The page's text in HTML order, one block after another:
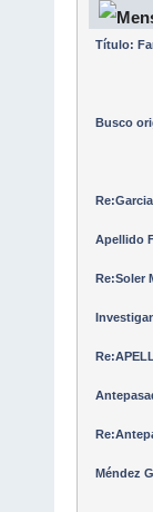
Título:
Busco
Apellido
Re:Soler
Méndez